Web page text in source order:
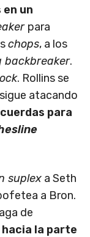
un
para
chops, a los
backbreaker.
. Rollins se
atacando
para
suplex a Seth
a Bron.
de
la parte